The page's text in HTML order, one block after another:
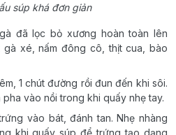
súp khá đơn giản
đã lọc bỏ xương hoàn toàn lên
xé, nấm đông cô, thịt cua, bào
1 chút đường rồi đun đến khi sôi.
vào nồi trong khi quấy nhẹ tay.
vào bát, đánh tan. Nhẹ nhàng
khi quấy súp để trứng tạo dạng